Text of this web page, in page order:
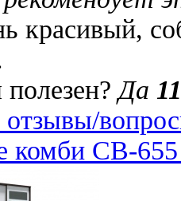
красивый,
Да 11
отзывы/
комби СВ-